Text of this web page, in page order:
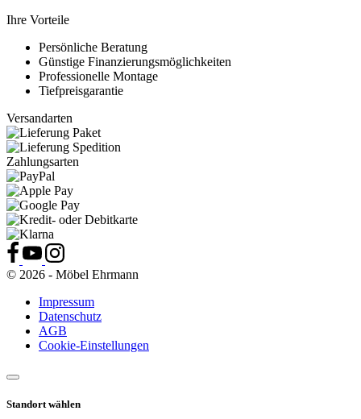
Ihre Vorteile
Persönliche Beratung
Günstige Finanzierungsmöglichkeiten
Professionelle Montage
Tiefpreisgarantie
Versandarten
Zahlungsarten
© 2026 - Möbel Ehrmann
Impressum
Datenschutz
AGB
Cookie-Einstellungen
Standort wählen